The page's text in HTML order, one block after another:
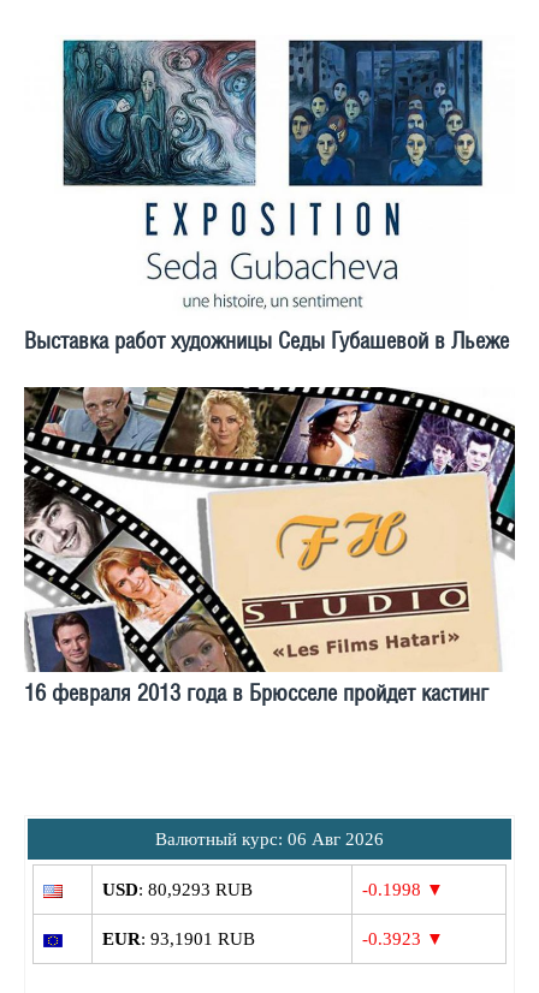
Выставка работ художницы Седы Губашевой в Льеже
16 февраля 2013 года в Брюсселе пройдет кастинг
Bалютный курс: 06 Авг 2026
USD: 80,9293 RUB -0.1998 ▼
EUR: 93,1901 RUB -0.3923 ▼